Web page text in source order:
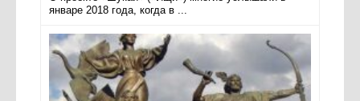
январе 2018 года, когда в ...